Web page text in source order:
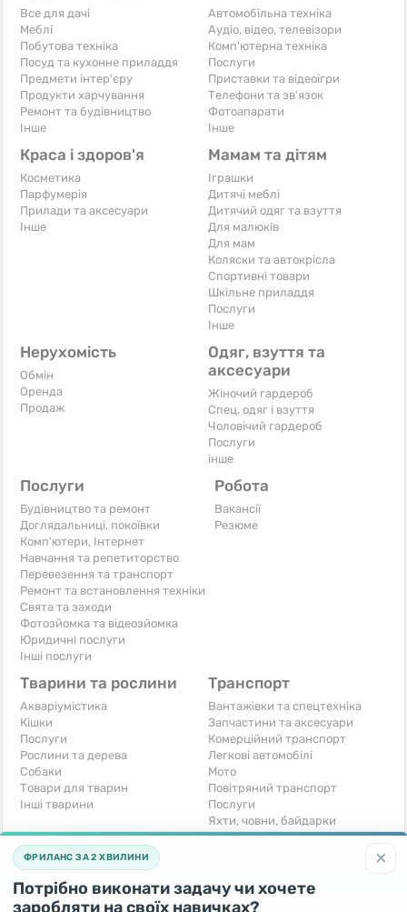
Все для дачі
Меблі
Побутова техніка
Посуд та кухонне приладдя
Предмети інтер'єру
Продукти харчування
Ремонт та будівництво
Iнше
Автомобільна техніка
Аудіо, відео, телевізори
Комп'ютерна техніка
Послуги
Приставки та відеоігри
Телефони та зв'язок
Фотоапарати
Iнше
Краса і здоров'я
Косметика
Парфумерія
Прилади та аксесуари
Iнше
Мамам та дітям
Іграшки
Дитячі меблі
Дитячий одяг та взуття
Для малюків
Для мам
Коляски та автокрісла
Спортивні товари
Шкільне приладдя
Послуги
Iнше
Нерухомість
Обмін
Оренда
Продаж
Одяг, взуття та
аксесуари
Жіночий гардероб
Спец. одяг і взуття
Чоловічий гардероб
Послуги
інше
Послуги
Будівництво та ремонт
Доглядальниці, покоївки
Комп'ютери, Інтернет
Навчання та репетиторство
Перевезення та транспорт
Ремонт та встановлення техніки
Свята та заходи
Фотозйомка та відеозйомка
Юридичні послуги
Інші послуги
Робота
Вакансії
Резюме
Тварини та рослини
Акваріумістика
Кішки
Послуги
Рослини та дерева
Собаки
Товари для тварин
Інші тварини
Транспорт
Вантажівки та спецтехніка
Запчастини та аксесуари
Комерційний транспорт
Легкові автомобілі
Мото
Повітряний транспорт
Послуги
Яхти, човни, байдарки
Інші транспортні засоби
Хобі та відпочинок
Книги та журнали
Музичні інструменти
Готовий бізнес
Устаткування для бізнесу
×
ФРИЛАНС ЗА 2 ХВИЛИНИ
Потрібно виконати задачу чи хочете
заробляти на своїх навичках?